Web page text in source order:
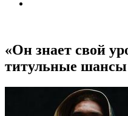
«Он знает свой
титульные